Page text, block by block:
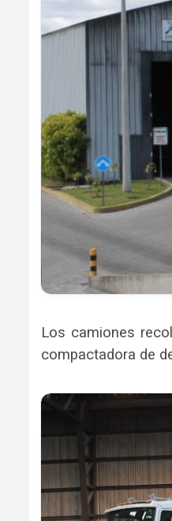
Los camiones
compactadora de